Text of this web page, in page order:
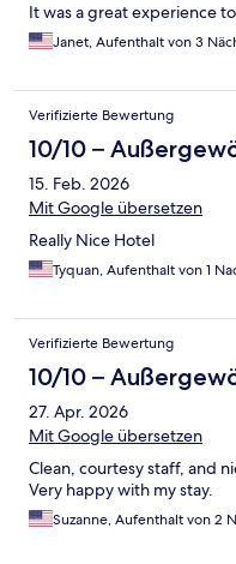
It was a great experience
Janet, Aufenthalt von 3
Verifizierte Bewertung
10/10 –
15. Feb. 2026
Mit Google übersetzen
Really Nice Hotel
Tyquan, Aufenthalt von 1
Verifizierte Bewertung
10/10 –
27. Apr. 2026
Mit Google übersetzen
Clean, courtesy staff, and
Very happy with my stay.
Suzanne, Aufenthalt von 2